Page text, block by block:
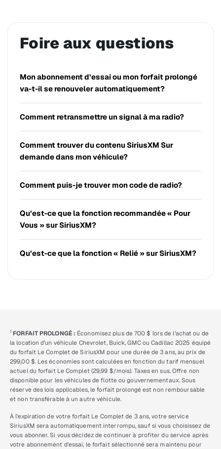
Foire aux questions
Mon abonnement d’essai ou mon forfait prolongé
va-t-il se renouveler automatiquement?
Comment retransmettre un signal à ma radio?
Comment trouver du contenu SiriusXM Sur
demande dans mon véhicule?
Comment puis-je trouver mon code de radio?
Qu’est-ce que la fonction recommandée « Pour
Vous » sur SiriusXM?
Qu’est-ce que la fonction « Relié » sur SiriusXM?
1 FORFAIT PROLONGÉ : Économisez plus de 700 $ lors de l’achat ou de
la location d’un véhicule Chevrolet, Buick, GMC ou Cadillac 2025 équipé
du forfait Le Complet de SiriusXM pour une durée de 3 ans, au prix de
299,00 $. Les économies sont calculées en fonction du tarif mensuel
actuel du forfait Le Complet (29,99 $/mois). Taxes en sus. Offre non
disponible pour les véhicules de flotte ou gouvernementaux. Sous
réserve des lois applicables, le forfait prolongé est non remboursable
et non transférable à un autre véhicule.
À l’expiration de votre forfait Le Complet de 3 ans, votre service
SiriusXM sera automatiquement interrompu, sauf si vous choisissez de
vous abonner. Si vous décidez de continuer à profiter du service après
votre abonnement d’essai, le forfait sélectionné sera maintenu pour